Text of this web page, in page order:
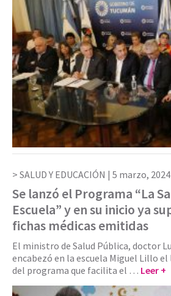
SALUD Y EDUCACIÓN | 5 marzo, 2024
Se lanzó el Programa “La
Escuela” y en su inicio ya
fichas médicas emitidas
El ministro de Salud Pública, doctor
encabezó en la escuela Miguel Lillo
del programa que facilita el … Leer +